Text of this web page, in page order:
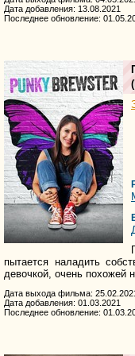
Дата добавления: 13.08.2021
Последнее обновление:
(
пытается наладить
девочкой, очень похожей
Дата выхода фильма:
Дата добавления: 01.03.2021
Последнее обновление: